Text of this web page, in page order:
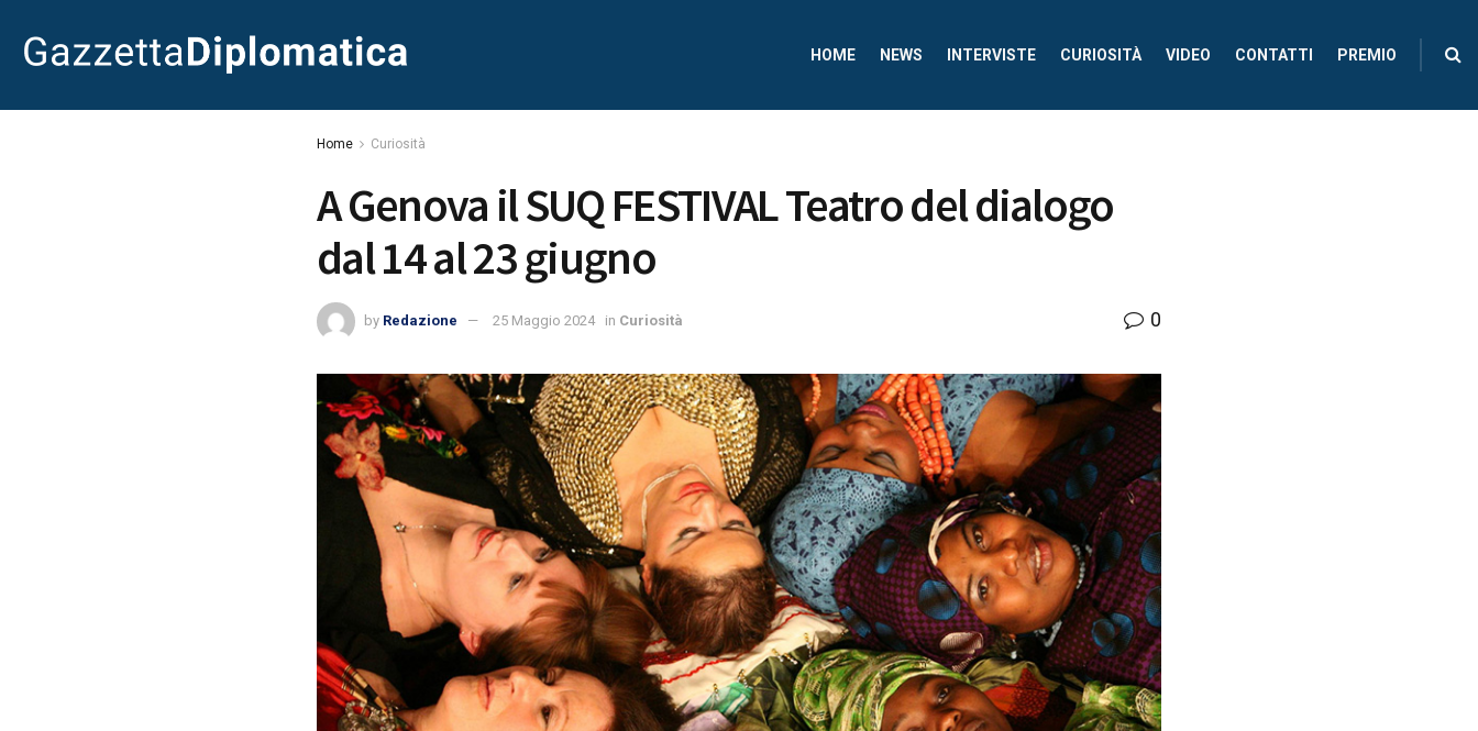
HOME NEWS INTERVISTE CURIOSITÀ VIDEO CONTATTI PREMIO
Home Curiosità
A Genova il SUQ FESTIVAL Teatro del dialogo
dal 14 al 23 giugno
by Redazione 25 Maggio 2024 in Curiosità 0